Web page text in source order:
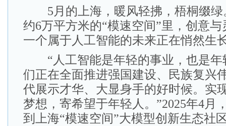
5月的上海，暖风轻拂，梧桐缀绿
约6万平方米的“模速空间”里，创意
一个属于人工智能的未来正在悄然生
“人工智能是年轻的事业，也是年
们正在全面推进强国建设、民族复兴
代展示才华、大显身手的好时候。实
梦想，寄希望于年轻人。”2025年4月
到上海“模速空间”大模型创新生态社